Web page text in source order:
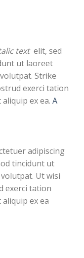
text elit, sed
ut laoreet
Strike
exerci tation
ex ea. A
adipiscing
tincidunt ut
Ut wisi
exerci tation
ex ea